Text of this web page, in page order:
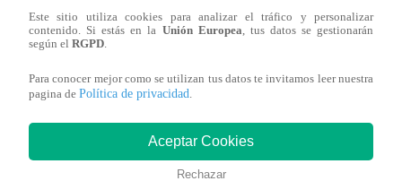
También te puede
interesar
Este sitio utiliza cookies para analizar el tráfico y personalizar
contenido. Si estás en la Unión Europea, tus datos se gestionarán
según el RGPD.
Para conocer mejor como se utilizan tus datos te invitamos leer nuestra
pagina de Política de privacidad.
Aceptar Cookies
Rechazar